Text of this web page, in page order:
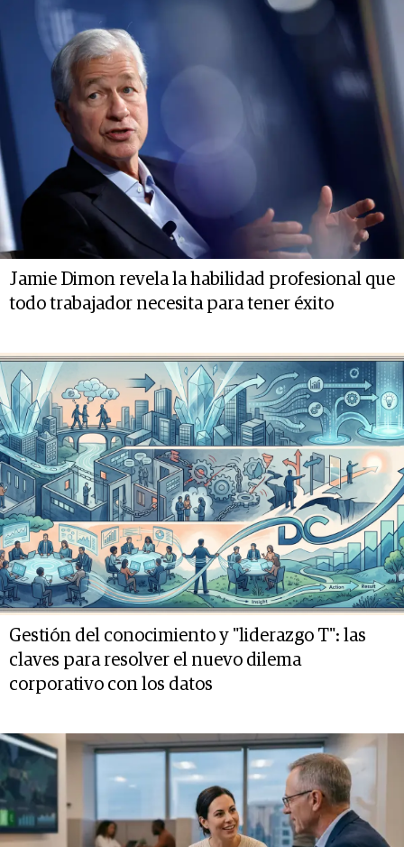
Jamie Dimon revela la habilidad profesional que
todo trabajador necesita para tener éxito
Gestión del conocimiento y "liderazgo T": las
claves para resolver el nuevo dilema
corporativo con los datos